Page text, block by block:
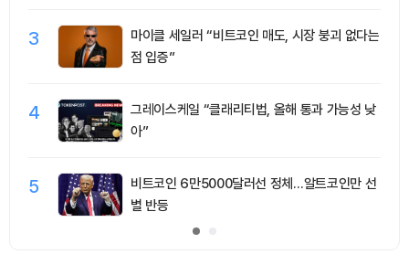
3
마이클 세일러 “비트코인 매도, 시장 붕괴 없다는
점 입증”
4
그레이스케일 “클래리티법, 올해 통과 가능성 낮
아”
5
비트코인 6만5000달러선 정체…알트코인만 선
별 반등